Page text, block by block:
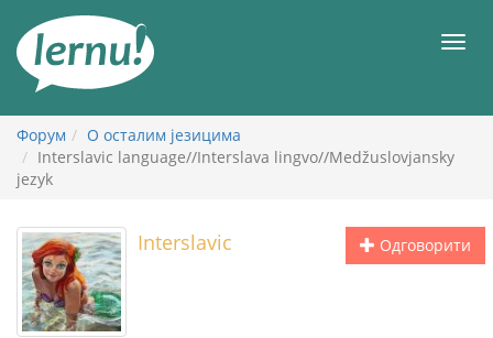
садржају
Форум
О осталим језицима
Interslavic language//Interslava lingvo//Medžuslovjansky
jezyk
Одговорити
Interslavic